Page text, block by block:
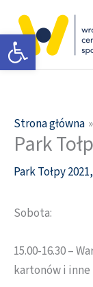
Otwórz pasek narzędzi
treści
Strona główna
Park
Park Tołpy 2021,
Sobota:
15.00-16.30 –
kartonów i